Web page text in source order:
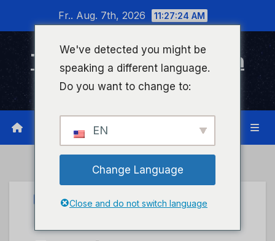
wechseln
Fr.. Aug. 7th, 2026 11:27:24 AM
Timeline Bad Kreuznach
Infonetzwerk für Bad Kreuznach
UNCATEGORIZED
POL-PDKO:
We've detected you might be
speaking a different language.
Do you want to change to:
EN
Change Language
Close and do not switch language